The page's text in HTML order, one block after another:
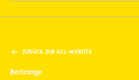
ZURÜCK ZUR ACL-WEBSITE
Bertrange